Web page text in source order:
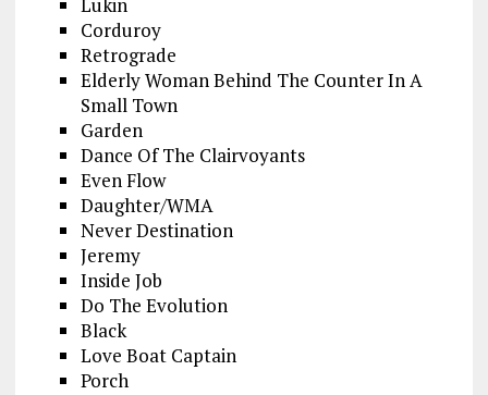
Lukin
Corduroy
Retrograde
Elderly Woman Behind The Counter In A
Small Town
Garden
Dance Of The Clairvoyants
Even Flow
Daughter/WMA
Never Destination
Jeremy
Inside Job
Do The Evolution
Black
Love Boat Captain
Porch